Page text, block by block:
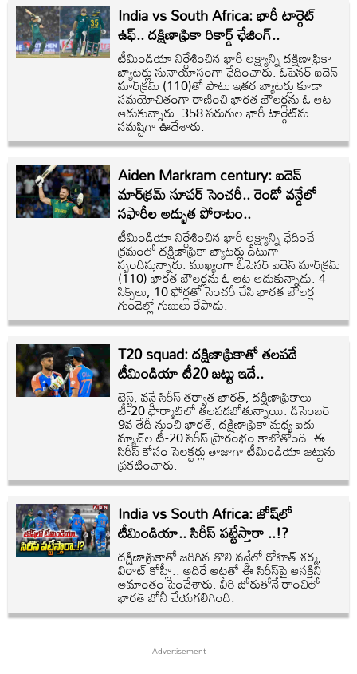
India vs South Africa: భారీ టార్గెట్
ఉఫ్.. దక్షిణాఫ్రికా రికార్డ్ ఛేజింగ్..
టీమిండియా నిర్దేశించిన భారీ లక్ష్యాన్ని దక్షిణాఫ్రికా
బ్యాటర్లు సునాయాసంగా ఛేదించారు. ఓపెనర్ ఐదెన్
మార్‌క్రమ్ (110)తో పాటు ఇతర బ్యాటర్లు కూడా
సమయోచితంగా రాణించి భారత బౌలర్లను ఓ ఆట
ఆడుకున్నారు. 358 పరుగుల భారీ టార్గెట్‌ను
సమష్టిగా ఊదేశారు.
Aiden Markram century: ఐదెన్
మార్‌క్రమ్ సూపర్ సెంచరీ.. రెండో వన్డేలో
సఫారీల అద్భుత పోరాటం..
టీమిండియా నిర్దేశించిన భారీ లక్ష్యాన్ని ఛేదించే
క్రమంలో దక్షిణాఫ్రికా బ్యాటర్లు దీటుగా
స్పందిస్తున్నారు. ముఖ్యంగా ఓపెనర్ ఐదెన్ మార్‌క్రమ్
(110) భారత బౌలర్లను ఓ ఆట ఆడుకున్నాడు. 4
సిక్స్‌లు, 10 ఫోర్లతో సెంచరీ చేసి భారత బౌలర్ల
గుండెల్లో గుబులు రేపాడు.
T20 squad: దక్షిణాఫ్రికాతో తలపడే
టీమిండియా టీ20 జట్టు ఇదే..
టెస్ట్, వన్డే సిరీస్ తర్వాత భారత్, దక్షిణాఫ్రికాలు
టీ-20 ఫార్మాట్‌లో తలపడబోతున్నాయి. డిసెంబర్
9వ తేదీ నుంచి భారత్, దక్షిణాఫ్రికా మధ్య ఐదు
మ్యాచ్‌ల టీ-20 సిరీస్ ప్రారంభం కాబోతోంది. ఈ
సిరీస్ కోసం సెలక్టర్లు తాజాగా టీమిండియా జట్టును
ప్రకటించారు.
India vs South Africa: జోష్‌లో
టీమిండియా.. సిరీస్ పట్టేస్తారా ..!?
దక్షిణాఫ్రికాతో జరిగిన తొలి వన్డేలో రోహిత్ శర్మ,
విరాట్ కోహ్లీ.. అదిరే ఆటతో ఈ సిరీస్‌పై ఆసక్తిని
అమాంతం పెంచేశారు. వీరి జోరుతోనే రాంచిలో
భారత్ బోనీ చేయగలిగింది.